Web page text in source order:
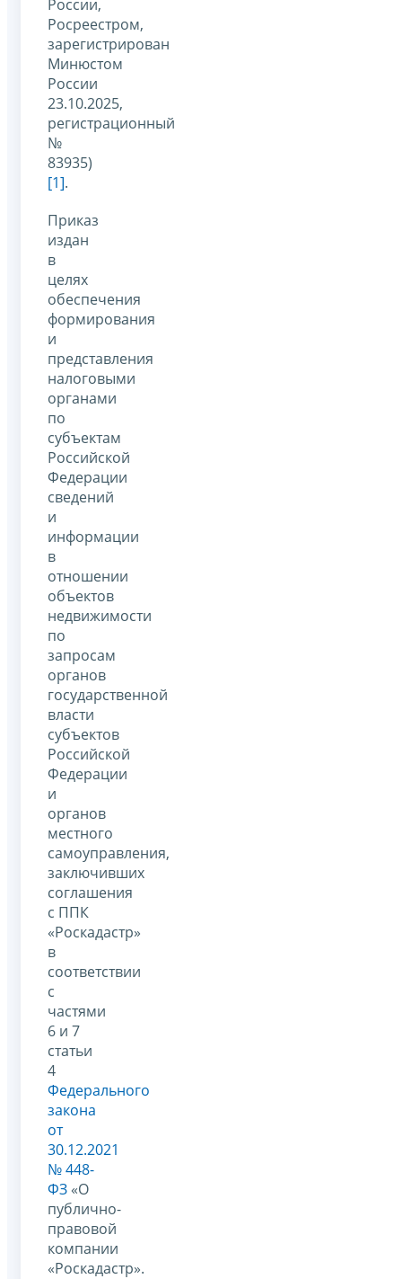
России,
Росреестром,
зарегистрирован
Минюстом
России
23.10.2025,
регистрационный
№
83935)
[1].
Приказ
издан
в
целях
обеспечения
формирования
и
представления
налоговыми
органами
по
субъектам
Российской
Федерации
сведений
и
информации
в
отношении
объектов
недвижимости
по
запросам
органов
государственной
власти
субъектов
Российской
Федерации
и
органов
местного
самоуправления,
заключивших
соглашения
с ППК
«Роскадастр»
в
соответствии
с
частями
6 и 7
статьи
4
Федерального
закона
от
30.12.2021
№ 448-
ФЗ «О
публично-
правовой
компании
«Роскадастр».